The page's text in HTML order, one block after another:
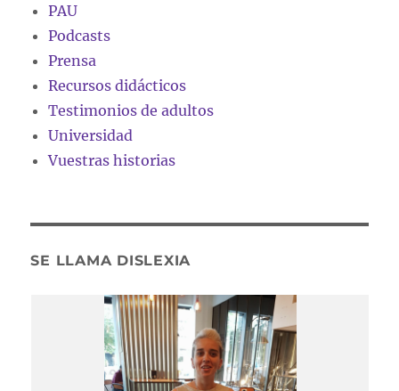
PAU
Podcasts
Prensa
Recursos didácticos
Testimonios de adultos
Universidad
Vuestras historias
SE LLAMA DISLEXIA